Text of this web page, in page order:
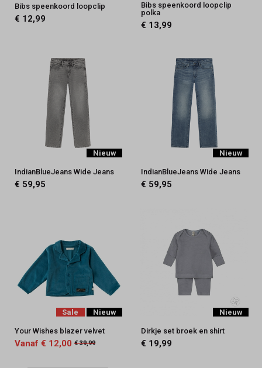
Bibs speenkoord loopclip
€ 12,99
Bibs speenkoord loopclip
polka
€ 13,99
Nieuw
IndianBlueJeans Wide Jeans
€ 59,95
Nieuw
IndianBlueJeans Wide Jeans
€ 59,95
Sale Nieuw
Your Wishes blazer velvet
Vanaf € 12,00 € 39,99
Nieuw
Dirkje set broek en shirt
€ 19,99